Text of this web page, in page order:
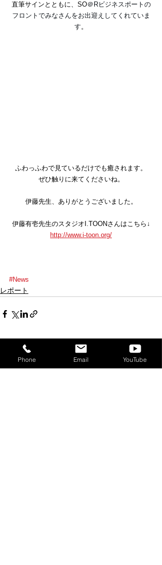
直筆サインとともに、SO＠Rビジネスポートの
フロントでみなさんをお出迎えしてくれていま
す。
ふわっふわで見ているだけでも癒されます。
ぜひ触りに来てくださいね。
伊藤先生、ありがとうございました。
伊藤有壱先生のスタジオI.TOONさんはこちら↓
http://www.i-toon.org/
#News
レポート
最新記事 すべて表示
Phone Email YouTube